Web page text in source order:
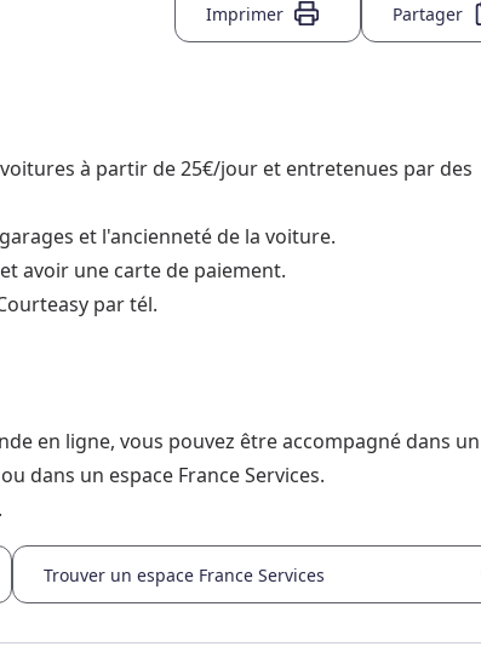
Imprimer Partager
à partir de 25€/jour et entretenues par des
et l'ancienneté de la voiture.
avoir une carte de paiement.
par tél.
en ligne, vous pouvez être accompagné dans
dans un espace France Services.
Trouver un espace France Services